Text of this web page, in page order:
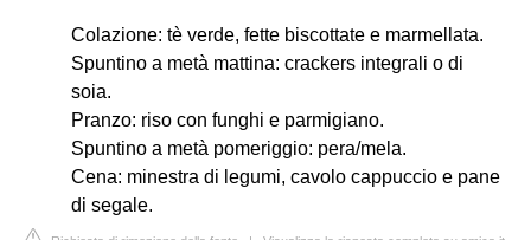
Colazione: tè verde, fette biscottate e marmellata.
Spuntino a metà mattina: crackers integrali o di
soia.
Pranzo: riso con funghi e parmigiano.
Spuntino a metà pomeriggio: pera/mela.
Cena: minestra di legumi, cavolo cappuccio e pane
di segale.